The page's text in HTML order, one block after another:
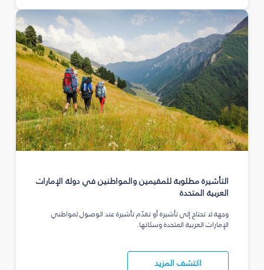
التأشيرة مطلوبة للمقيمين والمواطنين في دولة الإمارات
العربية المتحدة
وجهة لا تحتاج إلى تأشيرة أو تقدّم تأشيرة عند الوصول لمواطني
الإمارات العربية المتحدة وسكانها.
اكتشف المزيد